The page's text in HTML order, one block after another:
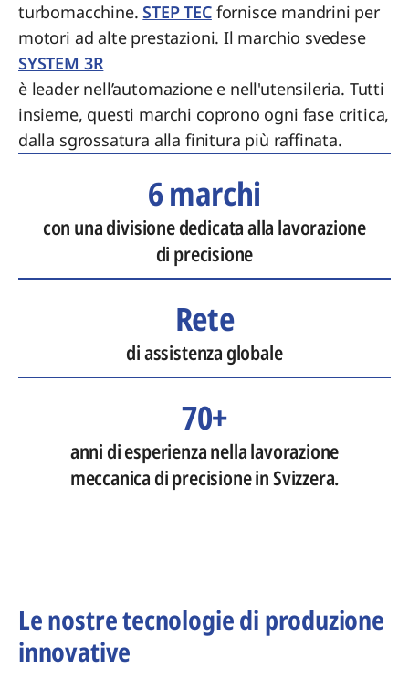
turbomacchine.STEP TECfornisce mandrini per
motori ad alte prestazioni. Il marchio svedese
SYSTEM 3R
è leader nell’automazione e nell'utensileria. Tutti
insieme, questi marchi coprono ogni fase critica,
dalla sgrossatura alla finitura più raffinata.
6 marchi
con una divisione dedicata alla lavorazione
di precisione
Rete
di assistenza globale
70+
anni di esperienza nella lavorazione
meccanica di precisione in Svizzera.
Le nostre tecnologie di produzione
innovative